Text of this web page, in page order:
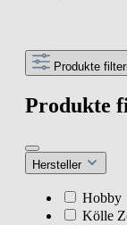
Produkte
Produkte
Hersteller
Hobby
Kölle